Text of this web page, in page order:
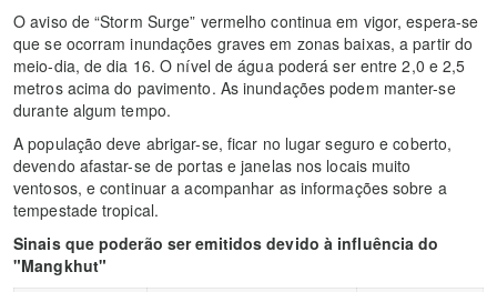
O aviso de “Storm Surge” vermelho continua em vigor, espera-se
que se ocorram inundações graves em zonas baixas, a partir do
meio-dia, de dia 16. O nível de água poderá ser entre 2,0 e 2,5
metros acima do pavimento. As inundações podem manter-se
durante algum tempo.
A população deve abrigar-se, ficar no lugar seguro e coberto,
devendo afastar-se de portas e janelas nos locais muito
ventosos, e continuar a acompanhar as informações sobre a
tempestade tropical.
Sinais que poderão ser emitidos devido à influência do
"Mangkhut"